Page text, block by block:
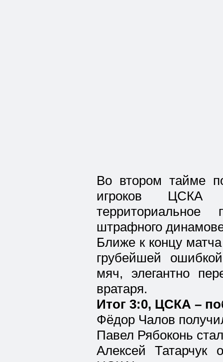
Во втором тайме
игроков ЦСКА
штрафного
Ближе к концу
грубейшей
мяч, элегантно
вратаря.
Итог 3:0, ЦСКА –
Фёдор Чалов
Павел Рябоконь
Алексей Татарчук